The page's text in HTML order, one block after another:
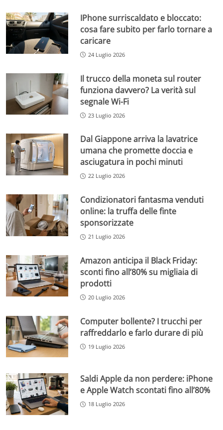
IPhone surriscaldato e bloccato:
cosa fare subito per farlo tornare a
caricare
24 Luglio 2026
Il trucco della moneta sul router
funziona davvero? La verità sul
segnale Wi-Fi
23 Luglio 2026
Dal Giappone arriva la lavatrice
umana che promette doccia e
asciugatura in pochi minuti
22 Luglio 2026
Condizionatori fantasma venduti
online: la truffa delle finte
sponsorizzate
21 Luglio 2026
Amazon anticipa il Black Friday:
sconti fino all’80% su migliaia di
prodotti
20 Luglio 2026
Computer bollente? I trucchi per
raffreddarlo e farlo durare di più
19 Luglio 2026
Saldi Apple da non perdere: iPhone
e Apple Watch scontati fino all’80%
18 Luglio 2026